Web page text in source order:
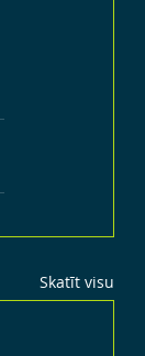
Skatīt visu